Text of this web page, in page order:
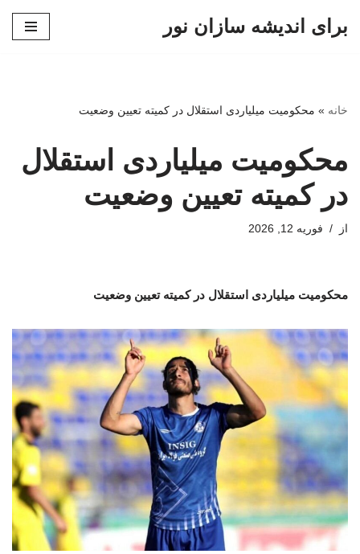
برای اندیشه سازان نور
خانه » محکومیت میلیاردی استقلال در کمیته تعیین وضعیت
محکومیت میلیاردی استقلال
در کمیته تعیین وضعیت
از فوریه 12, 2026
محکومیت میلیاردی استقلال در کمیته تعیین وضعیت